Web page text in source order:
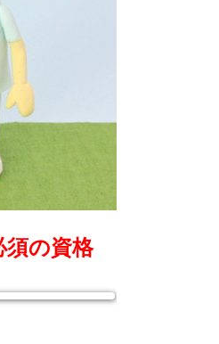
須の資格